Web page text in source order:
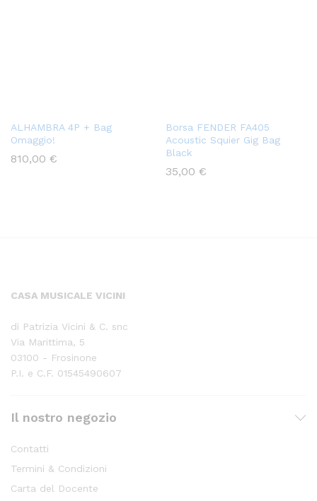
ALHAMBRA 4P + Bag
Omaggio!
810,00 €
Borsa FENDER FA405
Acoustic Squier Gig Bag
Black
35,00 €
CASA MUSICALE VICINI
di Patrizia Vicini & C. snc
Via Marittima, 5
03100 - Frosinone
P.I. e C.F. 01545490607
Il nostro negozio
Contatti
Termini & Condizioni
Carta del Docente